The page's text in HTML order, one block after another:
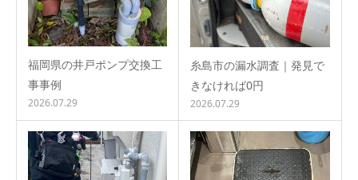
福岡県の井戸ポンプ交換工
事事例
2026.07.29
糸島市の漏水調査｜発見で
きなければ0円
2026.07.29